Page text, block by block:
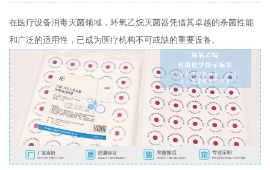
在医疗设备消毒灭菌领域，环氧乙烷灭菌器凭借其卓越的杀菌性能
和广泛的适用性，已成为医疗机构不可或缺的重要设备。